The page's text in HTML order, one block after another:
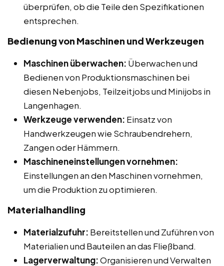
überprüfen, ob die Teile den Spezifikationen
entsprechen.
Bedienung von Maschinen und Werkzeugen
Maschinen überwachen: Überwachen und
Bedienen von Produktionsmaschinen bei
diesen Nebenjobs, Teilzeitjobs und Minijobs in
Langenhagen.
Werkzeuge verwenden: Einsatz von
Handwerkzeugen wie Schraubendrehern,
Zangen oder Hämmern.
Maschineneinstellungen vornehmen:
Einstellungen an den Maschinen vornehmen,
um die Produktion zu optimieren.
Materialhandling
Materialzufuhr: Bereitstellen und Zuführen von
Materialien und Bauteilen an das Fließband.
Lagerverwaltung:Organisieren und Verwalten